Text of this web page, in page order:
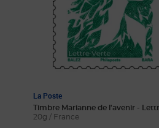
La Poste
Timbre Marianne de l'avenir -
20g / France